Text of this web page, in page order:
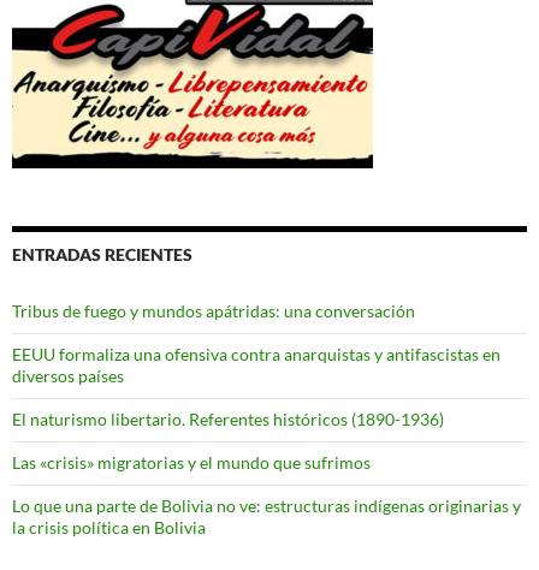
ENTRADAS RECIENTES
Tribus de fuego y mundos apátridas: una conversación
EEUU formaliza una ofensiva contra anarquistas y antifascistas en
diversos países
El naturismo libertario. Referentes históricos (1890-1936)
Las «crisis» migratorias y el mundo que sufrimos
Lo que una parte de Bolivia no ve: estructuras indígenas originarias y
la crisis política en Bolivia